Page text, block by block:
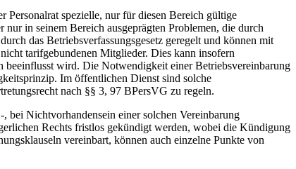
Personalrat spezielle, nur für diesen Bereich gültige
in seinem Bereich ausgeprägten Problemen, die durch
das Betriebsverfassungsgesetz geregelt und können mit
tarifgebundenen Mitglieder. Dies kann insofern
wird. Die Notwendigkeit einer Betriebsvereinbarung
Im öffentlichen Dienst sind solche
nach §§ 3, 97 BPersVG zu regeln.
Nichtvorhandensein einer solchen Vereinbarung
Rechts fristlos gekündigt werden, wobei die Kündigung
vereinbart, können auch einzelne Punkte von